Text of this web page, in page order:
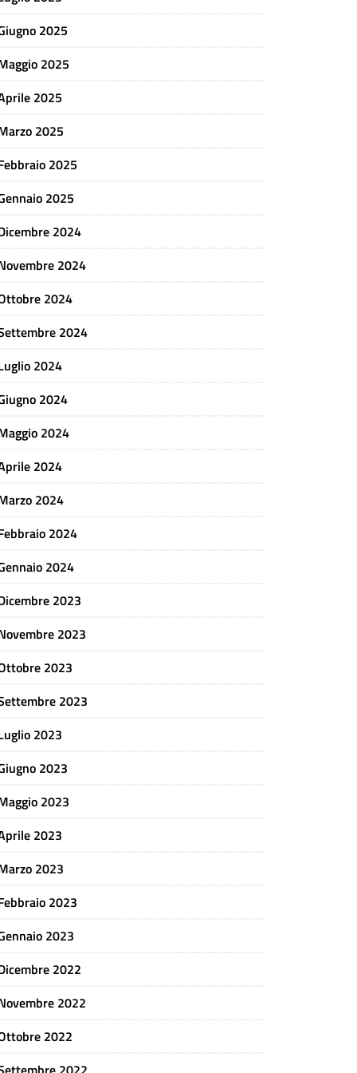
2025
2025
2025
2025
2025
2025
2024
2024
2024
2024
2024
2024
2024
2024
2024
2024
2024
2023
2023
2023
2023
2023
2023
2023
2023
2023
2023
2023
2022
2022
2022